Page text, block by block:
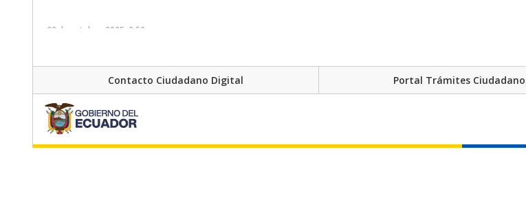
22 de octubre, 2025, 2:52 pm
21 de octubre, 2025, 4:43 pm
Jornada de Concienciación en Ciberseguridad de la ARCOTEL
7 de octubre, 2025, 11:10 am
Contacto Ciudadano Digital Portal Trámites